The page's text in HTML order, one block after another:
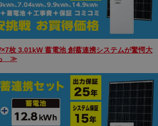
枚 3.01kW 蓄電池 創蓄連携システムが驚愕大
ら ≫